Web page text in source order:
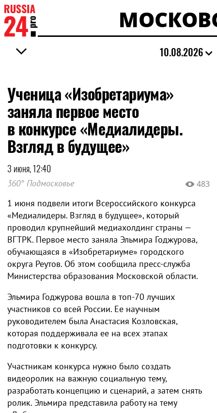
10.08.2026
Ученица «Изобретариума»
заняла первое место
в конкурсе «Медиалидеры.
Взгляд в будущее»
3 июня, 12:40
360° Подмосковье 483
1 июня подвели итоги Всероссийского конкурса
«Медиалидеры. Взгляд в будущее», который
проводил крупнейший медиахолдинг страны —
ВГТРК. Первое место заняла Эльмира Годжурова,
обучающаяся в «Изобретариуме» городского
округа Реутов. Об этом сообщила пресс-служба
Министерства образования Московской области.
Эльмира Годжурова вошла в топ-70 лучших
участников со всей России. Ее научным
руководителем была Анастасия Козловская,
которая поддерживала ее на всех этапах
подготовки к конкурсу.
Участникам конкурса нужно было создать
видеоролик на важную социальную тему,
разработать концепцию и сценарий, а затем снять
ролик. Эльмира представила работу на тему